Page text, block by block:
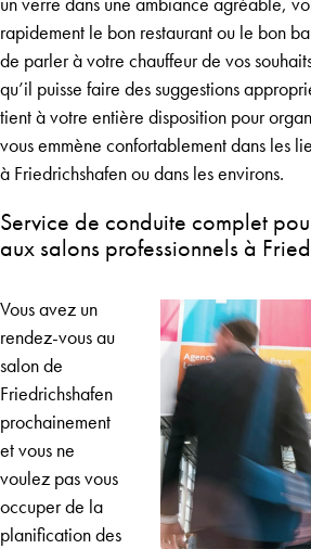
rapidement le bon restaurant ou le bon
de parler à votre chauffeur de vos
qu’il puisse faire des suggestions
tient à votre entière disposition pour
vous emmène confortablement dans les
à Friedrichshafen ou dans les environs.
Service de conduite complet
aux salons professionnels à
Vous avez un
rendez-vous au
salon de
Friedrichshafen
prochainement
et vous ne
voulez pas vous
occuper de la
planification des